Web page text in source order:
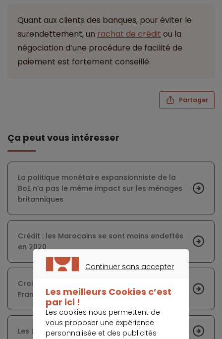
Quant aux clients des banques, pour éviter le
surendettement, un rachat de crédit ou la
négociation d’une procédure de facilité de
paiement est fortement conseillé.
Partager
Ça peut vous intéresser
La politique monétaire expansionniste de la
BoE n’a pas le même impact sur les ménages
britanniques
Crédit : les Marocains se sont moins endettés
en 2020
Croissance inquiétante de l’endettement des
Français
Les Luxembourgeois croulent sous les dettes
Continuer sans accepter
Les meilleurs Cookies c’est
par ici !
Les cookies nous permettent de
vous proposer une expérience
personnalisée et des publicités